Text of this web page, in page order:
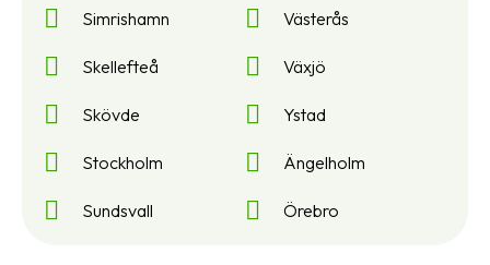
Simrishamn
Skellefteå
Skövde
Stockholm
Sundsvall
Västerås
Växjö
Ystad
Ängelholm
Örebro